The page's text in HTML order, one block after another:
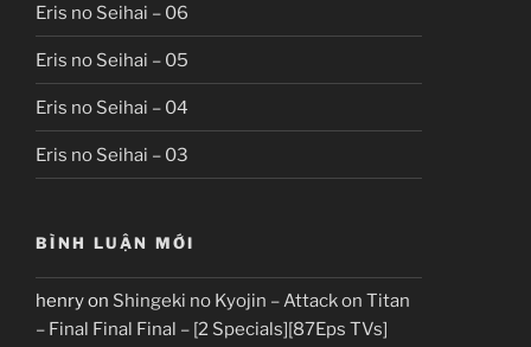
Eris no Seihai – 06
Eris no Seihai – 05
Eris no Seihai – 04
Eris no Seihai – 03
BÌNH LUẬN MỚI
henryon Shingeki no Kyojin – Attack on Titan
– Final Final Final – [2 Specials][87Eps TVs]